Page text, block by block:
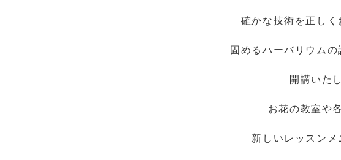
確かな技術を正しく
固めるハーバリウム
開講いた
お花の教室や
新しいレッスンメ